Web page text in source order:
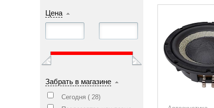
Цена
Забрать в магазине
Сегодня ( 28)